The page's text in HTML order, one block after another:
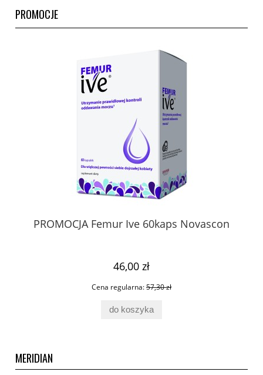
PROMOCJE
PROMOCJA Femur Ive 60kaps Novascon
46,00 zł
Cena regularna:57,30 zł
do koszyka
MERIDIAN